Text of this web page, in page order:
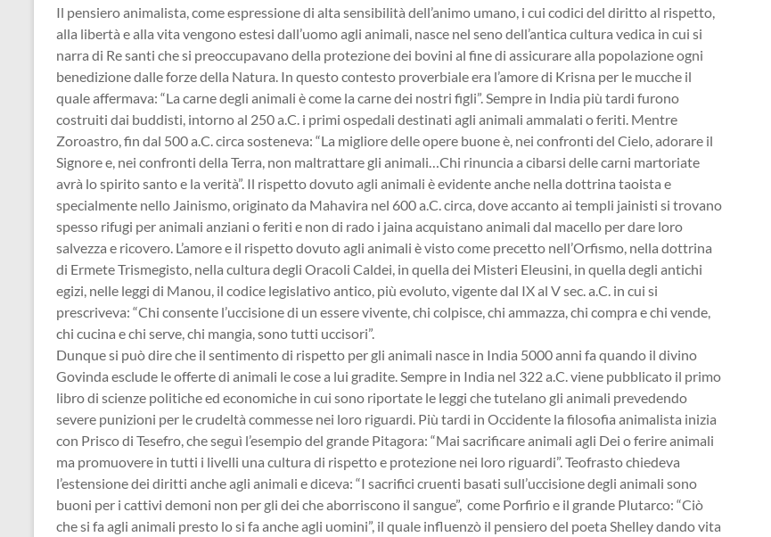
Il pensiero animalista, come espressione di alta sensibilità dell’animo umano, i cui codici del diritto al rispetto,
alla libertà e alla vita vengono estesi dall’uomo agli animali, nasce nel seno dell’antica cultura vedica in cui si
narra di Re santi che si preoccupavano della protezione dei bovini al fine di assicurare alla popolazione ogni
benedizione dalle forze della Natura. In questo contesto proverbiale era l’amore di Krisna per le mucche il
quale affermava: “La carne degli animali è come la carne dei nostri figli”. Sempre in India più tardi furono
costruiti dai buddisti, intorno al 250 a.C. i primi ospedali destinati agli animali ammalati o feriti. Mentre
Zoroastro, fin dal 500 a.C. circa sosteneva: “La migliore delle opere buone è, nei confronti del Cielo, adorare il
Signore e, nei confronti della Terra, non maltrattare gli animali…Chi rinuncia a cibarsi delle carni martoriate
avrà lo spirito santo e la verità”. Il rispetto dovuto agli animali è evidente anche nella dottrina taoista e
specialmente nello Jainismo, originato da Mahavira nel 600 a.C. circa, dove accanto ai templi jainisti si trovano
spesso rifugi per animali anziani o feriti e non di rado i jaina acquistano animali dal macello per dare loro
salvezza e ricovero. L’amore e il rispetto dovuto agli animali è visto come precetto nell’Orfismo, nella dottrina
di Ermete Trismegisto, nella cultura degli Oracoli Caldei, in quella dei Misteri Eleusini, in quella degli antichi
egizi, nelle leggi di Manou, il codice legislativo antico, più evoluto, vigente dal IX al V sec. a.C. in cui si
prescriveva: “Chi consente l’uccisione di un essere vivente, chi colpisce, chi ammazza, chi compra e chi vende,
chi cucina e chi serve, chi mangia, sono tutti uccisori”.
Dunque si può dire che il sentimento di rispetto per gli animali nasce in India 5000 anni fa quando il divino
Govinda esclude le offerte di animali le cose a lui gradite. Sempre in India nel 322 a.C. viene pubblicato il primo
libro di scienze politiche ed economiche in cui sono riportate le leggi che tutelano gli animali prevedendo
severe punizioni per le crudeltà commesse nei loro riguardi. Più tardi in Occidente la filosofia animalista inizia
con Prisco di Tesefro, che seguì l’esempio del grande Pitagora: “Mai sacrificare animali agli Dei o ferire animali
ma promuovere in tutti i livelli una cultura di rispetto e protezione nei loro riguardi”. Teofrasto chiedeva
l’estensione dei diritti anche agli animali e diceva: “I sacrifici cruenti basati sull’uccisione degli animali sono
buoni per i cattivi demoni non per gli dei che aborriscono il sangue”, come Porfirio e il grande Plutarco: “Ciò
che si fa agli animali presto lo si fa anche agli uomini”, il quale influenzò il pensiero del poeta Shelley dando vita